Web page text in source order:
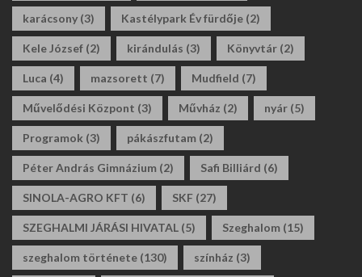
karácsony (3) Kastélypark Év fürdője (2)
Kele József (2) kirándulás (3) Könyvtár (2)
Luca (4) mazsorett (7) Mudfield (7)
Művelődési Központ (3) Művház (2) nyár (5)
Programok (3) pákászfutam (2)
Péter András Gimnázium (2) Safi Billiárd (6)
SINOLA-AGRO KFT (6) SKF (27)
SZEGHALMI JÁRÁSI HIVATAL (5) Szeghalom (15)
szeghalom története (130) színház (3)